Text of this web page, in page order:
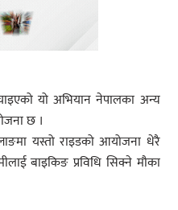
यो अभियान नेपालका अन्य
छ ।
यस्तो राइडको आयोजना धेरै
बाइकिङ प्रविधि सिक्ने मौका